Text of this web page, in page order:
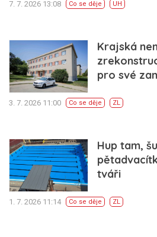
7. 7. 2026 13:08 Co se děje UH
Krajská
pro své
3. 7. 2026 11:00 Co se děje ZL
Hup tam,
tváři
1. 7. 2026 11:14 Co se děje ZL